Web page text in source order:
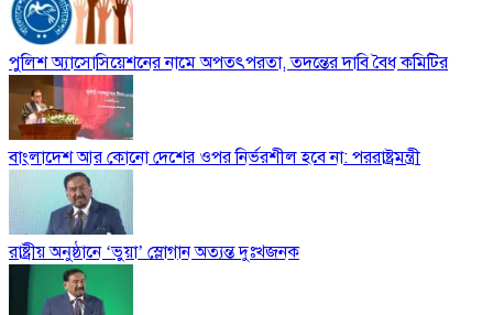
পুলিশ অ্যাসোসিয়েশনের নামে অপতৎপরতা, তদন্তের দাবি বৈধ কমিটির
বাংলাদেশ আর কোনো দেশের ওপর নির্ভরশীল হবে না: পররাষ্ট্রমন্ত্রী
রাষ্ট্রীয় অনুষ্ঠানে ‘ভুয়া’ স্লোগান অত্যন্ত দুঃখজনক